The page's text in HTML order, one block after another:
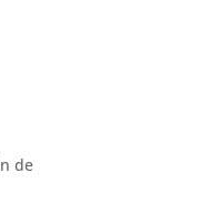
de